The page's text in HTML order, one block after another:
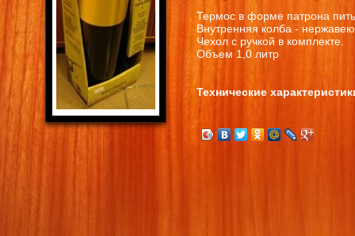
Термос в форме патрона
Внутренняя колба -
Чехол с ручкой в комплекте.
Объем 1,0 литр
Технические